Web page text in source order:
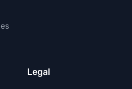
Legal